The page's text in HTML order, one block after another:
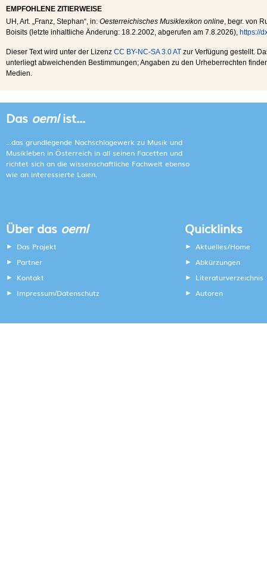
EMPFOHLENE ZITIERWEISE
UH , Art. „Franz, Stephan“, in: Oesterreichisches Musiklexikon online , begr. von
Boisits (letzte inhaltliche Änderung: 18.2.2002 , abgerufen am 7.8.2026), https://
Dieser Text wird unter der Lizenz CC BY-NC-SA 3.0 AT zur Verfügung gestellt.
unterliegt abweichenden Bestimmungen; Angaben zu den Urheberrechten
Medien.
Das oemlist...
...das grundlegende Nachschlagewerk zu Musik und
Musikleben in Österreich in all seinen Facetten und
richtet sich an die wissenschaftliche Fachwelt ebenso
wie an interessierte Laien.
Über das oeml
Das Projekt
Partner
Kontakt
Impressum/Datenschutz
Quicklinks
Aktuelles/Home
Abkürzungen
Literaturverzeichnis
Autoren